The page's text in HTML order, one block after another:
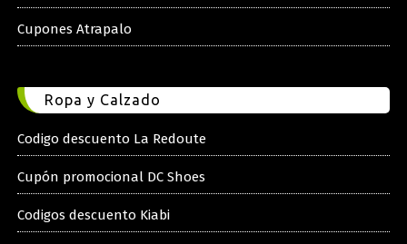
Cupones Atrapalo
Ropa y Calzado
Codigo descuento La Redoute
Cupón promocional DC Shoes
Codigos descuento Kiabi